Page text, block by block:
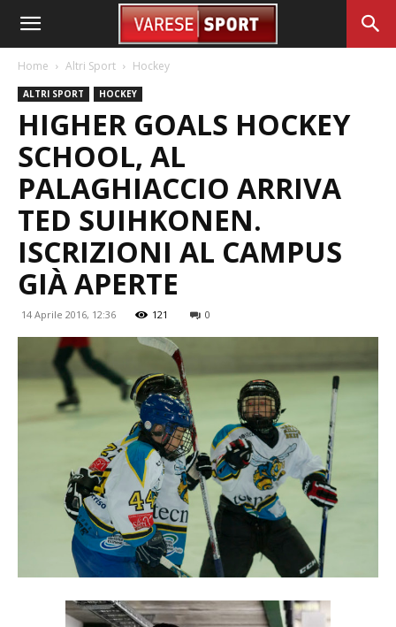
Home Altri Sport Hockey
ALTRI SPORT HOCKEY
HIGHER GOALS HOCKEY
SCHOOL, AL
PALAGHIACCIO ARRIVA
TED SUIHKONEN.
ISCRIZIONI AL CAMPUS
GIÀ APERTE
14 Aprile 2016, 12:36 121 0